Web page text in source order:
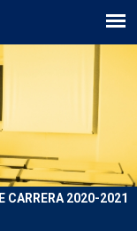
CARRERA 2020-2021